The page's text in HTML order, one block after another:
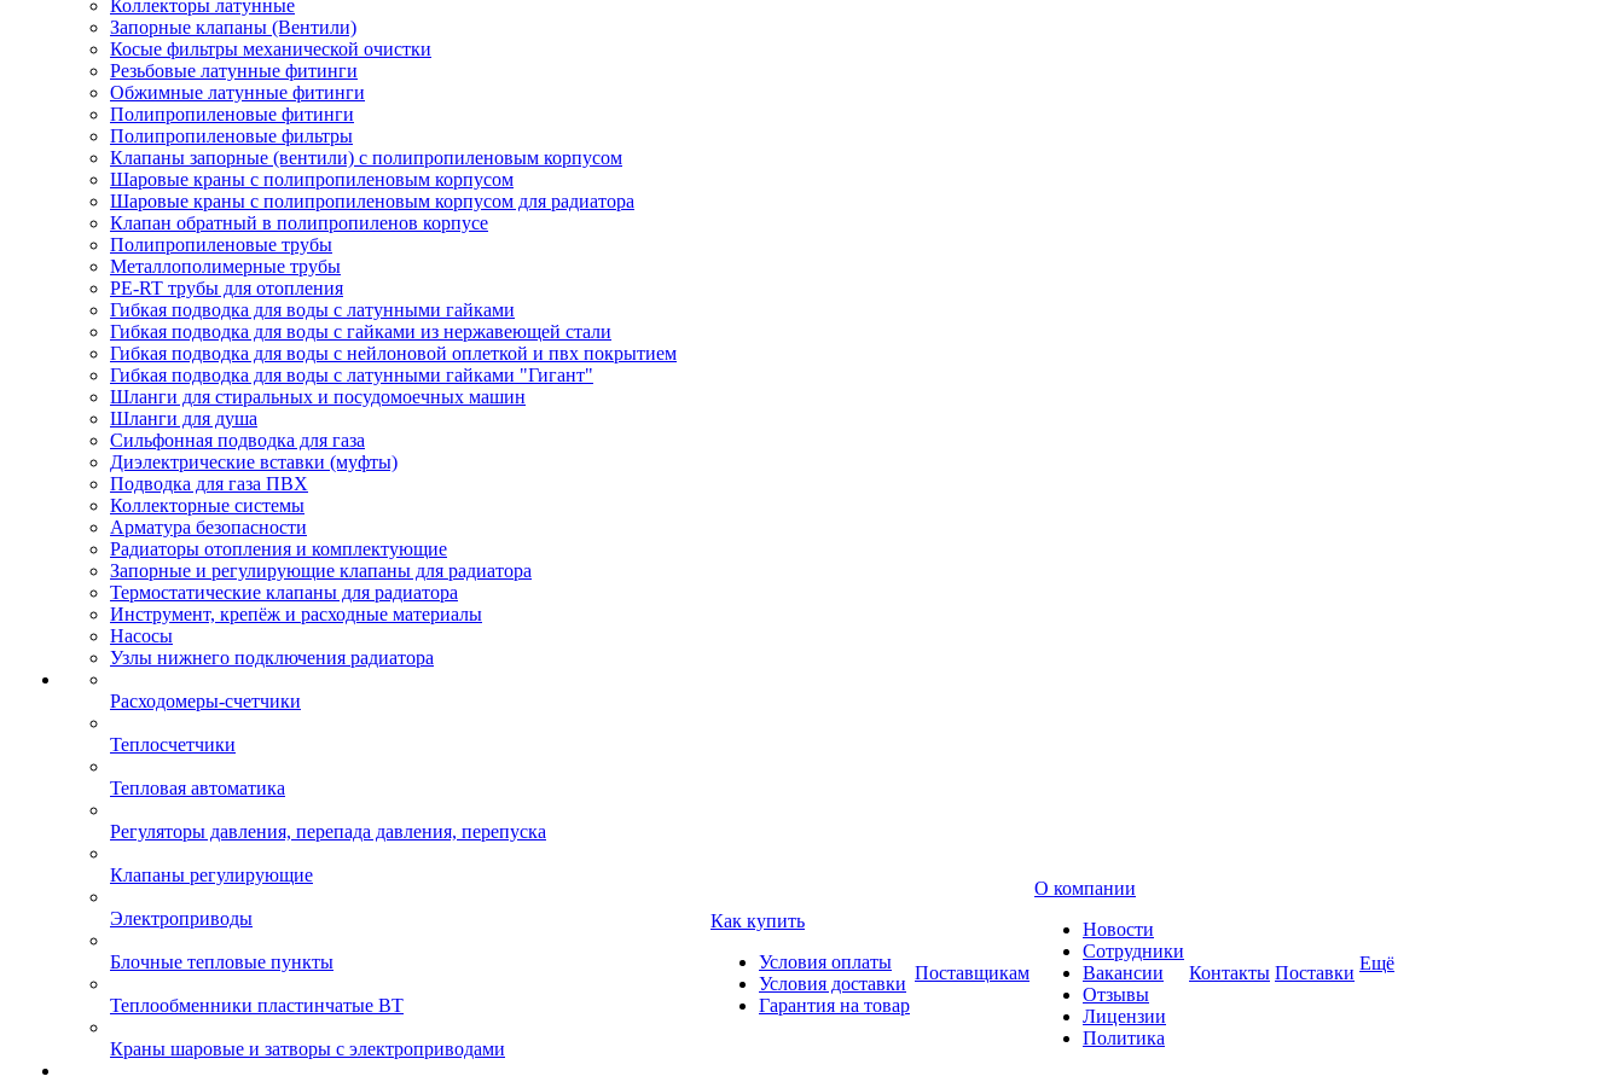
Коллекторы латунные
Запорные клапаны (Вентили)
Косые фильтры механической очистки
Резьбовые латунные фитинги
Обжимные латунные фитинги
Полипропиленовые фитинги
Полипропиленовые фильтры
Клапаны запорные (вентили) с полипропиленовым корпусом
Шаровые краны с полипропиленовым корпусом
Шаровые краны с полипропиленовым корпусом для радиатора
Клапан обратный в полипропиленов корпусе
Полипропиленовые трубы
Металлополимерные трубы
PE-RT трубы для отопления
Гибкая подводка для воды с латунными гайками
Гибкая подводка для воды с гайками из нержавеющей стали
Гибкая подводка для воды с нейлоновой оплеткой и пвх покрытием
Гибкая подводка для воды с латунными гайками "Гигант"
Шланги для стиральных и посудомоечных машин
Шланги для душа
Сильфонная подводка для газа
Диэлектрические вставки (муфты)
Подводка для газа ПВХ
Коллекторные системы
Арматура безопасности
Радиаторы отопления и комплектующие
Запорные и регулирующие клапаны для радиатора
Термостатические клапаны для радиатора
Инструмент, крепёж и расходные материалы
Насосы
Узлы нижнего подключения радиатора
Расходомеры-счетчики
Теплосчетчики
Тепловая автоматика
Регуляторы давления, перепада давления, перепуска
Клапаны регулирующие
Электроприводы
Блочные тепловые пункты
Теплообменники пластинчатые ВТ
Краны шаровые и затворы с электроприводами
Как купить
Условия оплаты
Условия доставки
Гарантия на товар
Поставщикам
О компании
Новости
Сотрудники
Вакансии
Отзывы
Лицензии
Политика
Контакты Поставки Ещё